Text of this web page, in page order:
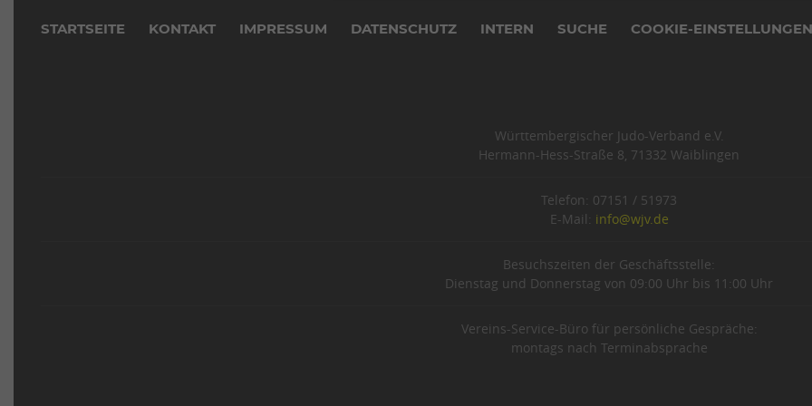
STARTSEITE KONTAKT IMPRESSUM DATENSCHUTZ INTERN SUCHE COOKIE-EINSTELLUNGEN
Württembergischer Judo-Verband e.V.
Hermann-Hess-Straße 8, 71332 Waiblingen
Telefon: 07151 / 51973
E-Mail: info@wjv.de
Besuchszeiten der Geschäftsstelle:
Dienstag und Donnerstag von 09:00 Uhr bis 11:00 Uhr
Vereins-Service-Büro für persönliche Gespräche:
montags nach Terminabsprache